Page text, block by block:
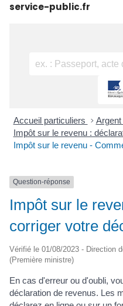
service-public.fr
Accueil particuliers >
Impôt sur le revenu :
Impôt sur le revenu -
Question-réponse
Impôt sur le
corriger votre
Vérifié le 01/08/2023 - Direction
(Première ministre)
En cas d'erreur ou d'oubli,
déclaration de revenus. Les